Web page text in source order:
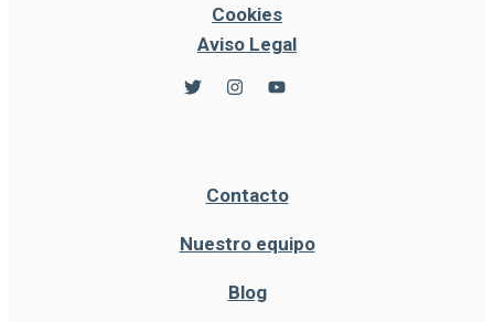
Cookies
Aviso Legal
Contacto
Nuestro equipo
Blog